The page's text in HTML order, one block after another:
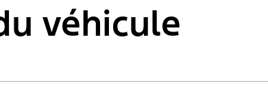
véhicule